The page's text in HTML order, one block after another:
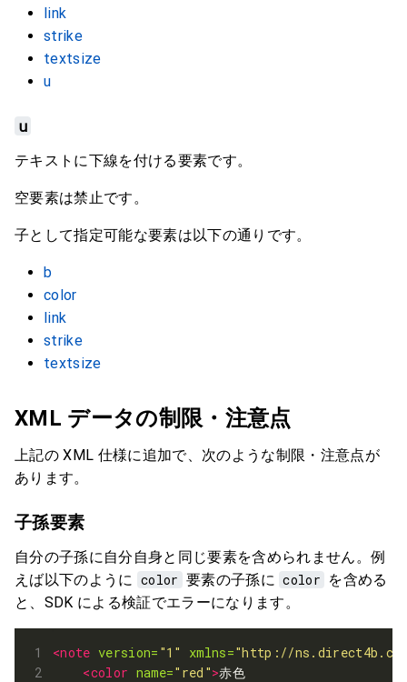
link
strike
textsize
u
u
テキストに下線を付ける要素です。
空要素は禁止です。
子として指定可能な要素は以下の通りです。
b
color
link
strike
textsize
XML データの制限・注意点
上記の XML 仕様に追加で、次のような制限・注意点が
あります。
子孫要素
自分の子孫に自分自身と同じ要素を含められません。例
えば以下のように color 要素の子孫に color を含める
と、SDK による検証でエラーになります。
<note version= "1" xmlns="http://
<color name="red">
赤色